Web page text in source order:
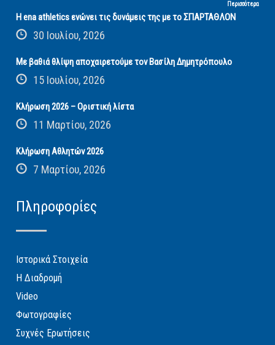
Περισσότερα
Η ena athletics ενώνει τις δυνάμεις της με το ΣΠΑΡΤΑΘΛΟΝ
30 Ιουλίου, 2026
Με βαθιά θλίψη αποχαιρετούμε τον Βασίλη Δημητρόπουλο
15 Ιουλίου, 2026
Κλήρωση 2026 – Οριστική λίστα
11 Μαρτίου, 2026
Κλήρωση Αθλητών 2026
7 Μαρτίου, 2026
Πληροφορίες
Ιστορικά Στοιχεία
Η Διαδρομή
Video
Φωτογραφίες
Συχνές Ερωτήσεις